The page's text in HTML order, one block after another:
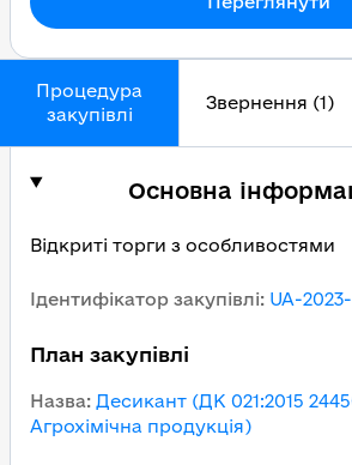
Процедура
закупівлі
Звернення (1)
Основна
Відкриті торги з особливостями
Ідентифікатор закупівлі: UA-
План закупівлі
Назва: Десикант (ДК 021:2015
Агрохімічна продукція)